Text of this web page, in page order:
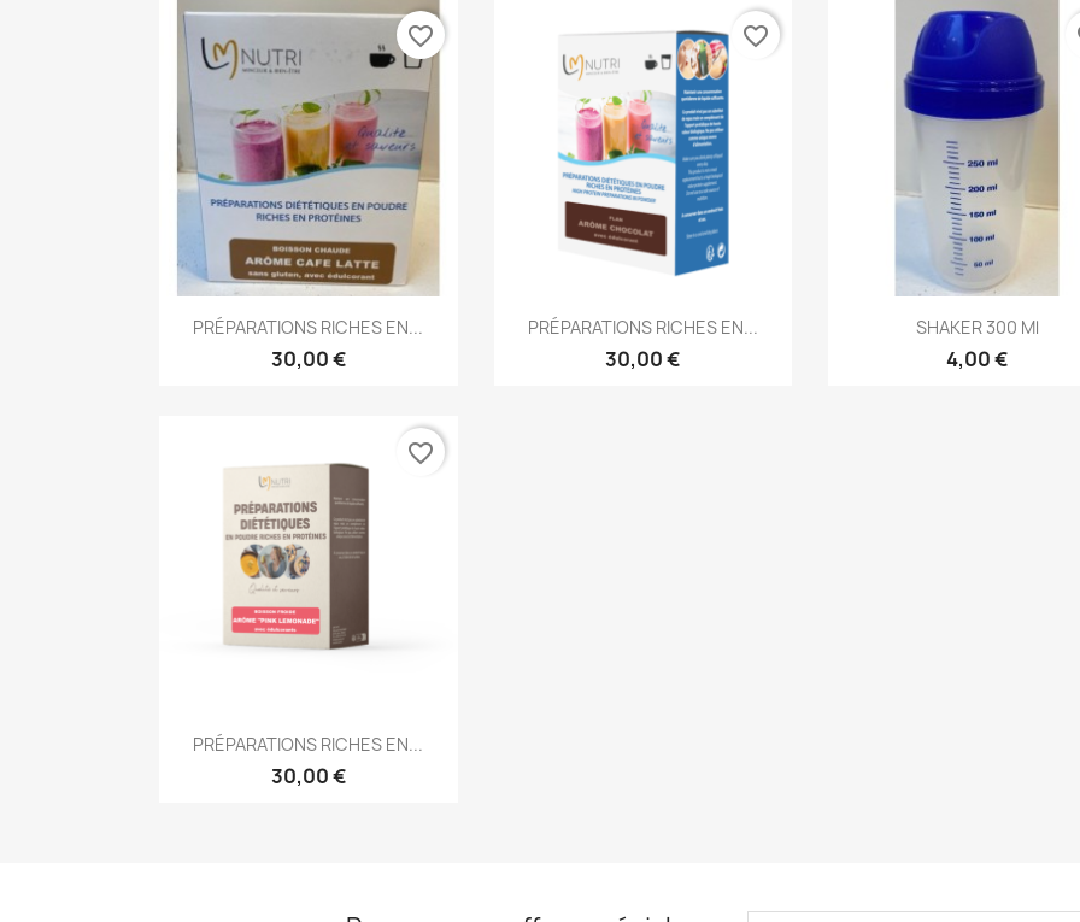
Aperçu rapide
PRÉPARATIONS RICHES EN...
30,00 €
favorite_border
Aperçu rapide
PRÉPARATIONS RICHES EN...
30,00 €
favorite_border
Aperçu rapide
SHAKER 300 Ml
4,00 €
Aperçu rapide
PRÉPARATIONS RICHES EN...
30,00 €
favorite_border